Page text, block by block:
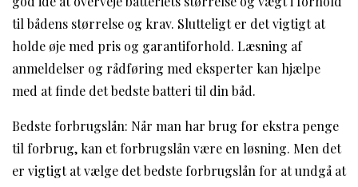
til bådens størrelse og krav. Slutteligt er det vigtigt at
holde øje med pris og garantiforhold. Læsning af
anmeldelser og rådføring med eksperter kan hjælpe
med at finde det bedste batteri til din båd.
Bedste forbrugslån: Når man har brug for ekstra penge
til forbrug, kan et forbrugslån være en løsning. Men det
er vigtigt at vælge det bedste forbrugslån for at undgå at